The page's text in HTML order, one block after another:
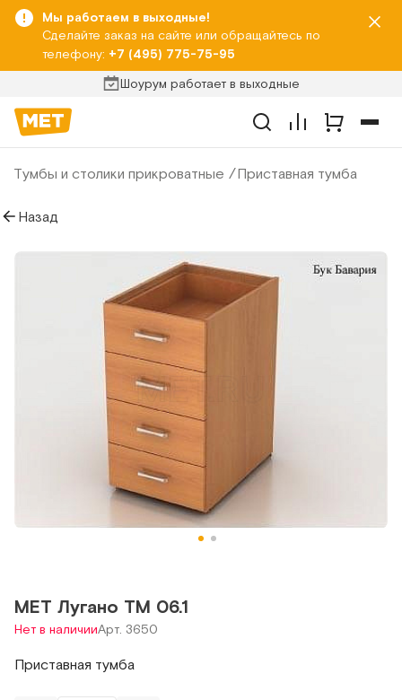
Мы работаем в выходные!
Сделайте заказ на сайте или обращайтесь по
телефону: +7 (495) 775-75-95
Шоурум работает в выходные
Тумбы и столики прикроватные Приставная тумба
Назад
МЕТ Лугано ТМ 06.1
Нет в наличииАрт. 3650
Приставная тумба